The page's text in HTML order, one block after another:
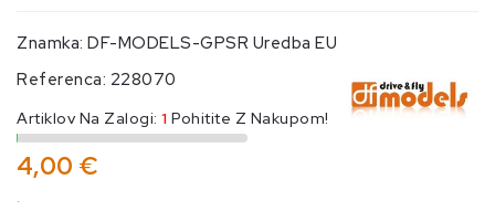
Znamka: DF-MODELS-GPSR Uredba EU
Referenca: 228070
Artiklov Na Zalogi: 1 Pohitite Z Nakupom!
4,00 €
.